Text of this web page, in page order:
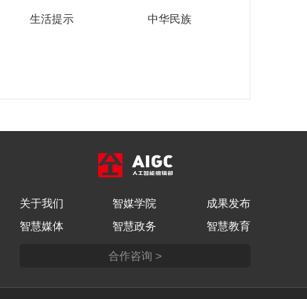
生活提示 中华民族
关于我们 智媒学院
成果发布
智慧媒体
智慧政务 智慧教育
合作咨询 >